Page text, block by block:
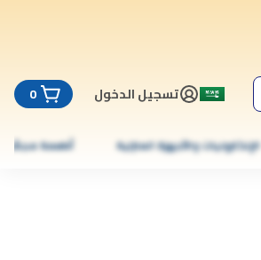
تسجيل الدخول 0
الإلكترونيات والأجهزة المنزلية أطعمة مجمّدة